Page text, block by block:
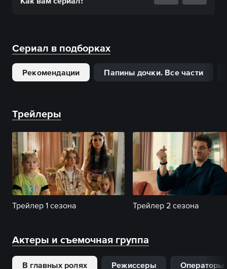
Сериал в подборках
Рекомендации Папины дочки. Все части
Трейлеры
Трейлер 1 сезона Трейлер 2 сезона
Актеры и съемочная группа
В главных ролях Режиссеры Операторы